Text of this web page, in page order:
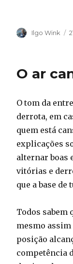
Autor
Ilgo Wink
O ar
O tom da
derrota, em
quem está
explicações
alternar boas
vitórias e
que a base de
Todos sabem
mesmo assim
posição
competência